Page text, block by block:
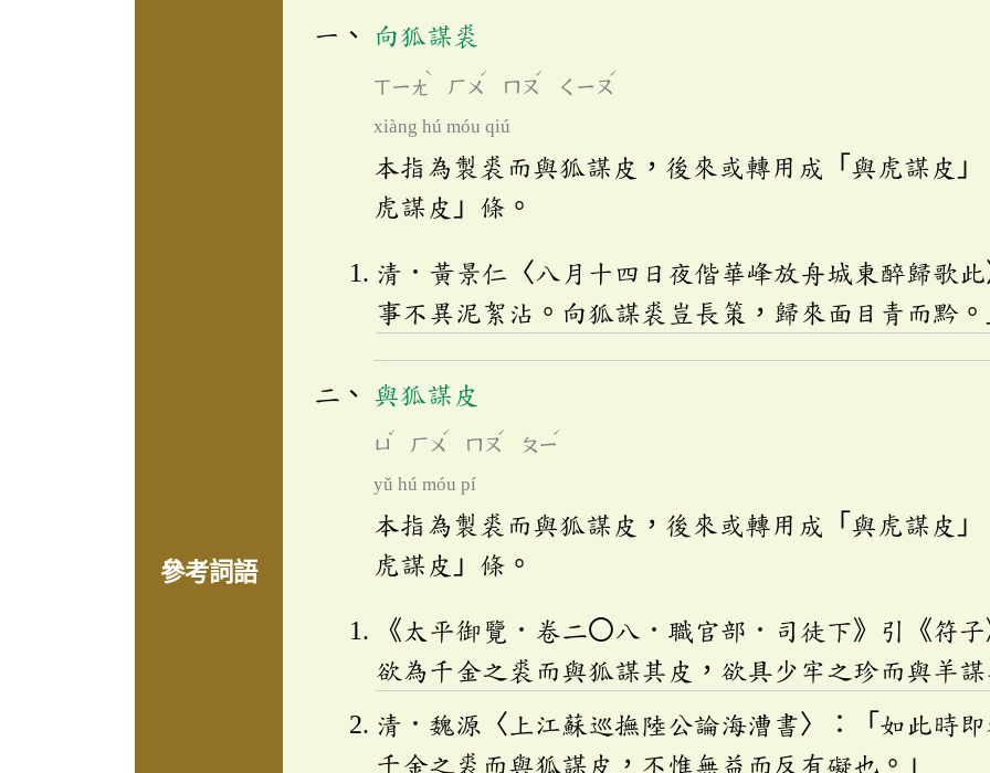
參考詞語
向狐謀裘
ㄒㄧㄤ
ˋ
ㄏㄨ
ˊ
ㄇㄡ
ˊ
ㄑㄧㄡ
ˊ
xiàng hú móu qiú
本指為製裘而與狐謀皮，後來或轉用成「與虎謀皮
虎謀皮」條。
清．黃景仁〈八月十四日夜偕華峰放舟城東醉歸歌
事不異泥絮沾。向狐謀裘豈長策，歸來面目青而黔
與狐謀皮
ㄩ
ˇ
ㄏㄨ
ˊ
ㄇㄡ
ˊ
ㄆㄧ
ˊ
yǔ hú móu pí
本指為製裘而與狐謀皮，後來或轉用成「與虎謀皮
虎謀皮」條。
《太平御覽．卷二〇八．職官部．司徒下》引《符
欲為千金之裘而與狐謀其皮，欲具少牢之珍而與羊
清．魏源〈上江蘇巡撫陸公論海漕書〉：「如此時
千金之裘而與狐謀皮，不惟無益而反有礙也。」